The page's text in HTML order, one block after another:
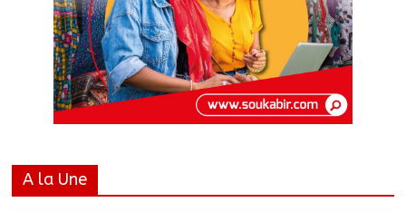
A la Une